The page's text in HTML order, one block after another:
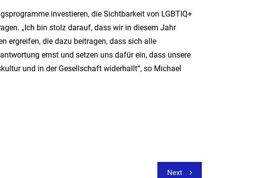
investieren, die Sichtbarkeit von LGBTIQ+
„Ich bin stolz darauf, dass wir in diesem Jahr
ergreifen, die dazu beitragen, dass sich alle
ernst und setzen uns dafür ein, dass unsere
und in der Gesellschaft widerhallt“, so Michael
Next